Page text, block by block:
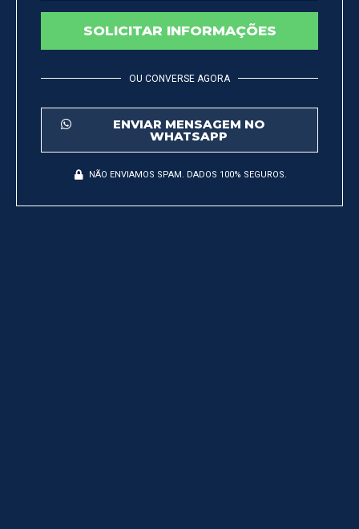
SOLICITAR INFORMAÇÕES
OU CONVERSE AGORA
ENVIAR MENSAGEM NO
WHATSAPP
NÃO ENVIAMOS SPAM. DADOS 100% SEGUROS.